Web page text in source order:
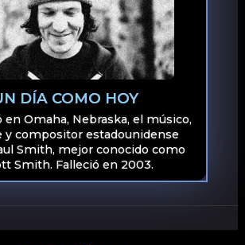
DÍA COMO HOY
en Omaha, Nebraska, el músico,
y compositor estadounidense
Smith, mejor conocido como
Smith. Falleció en 2003.